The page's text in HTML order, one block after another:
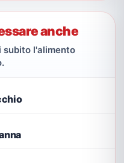
anche
l'alimento